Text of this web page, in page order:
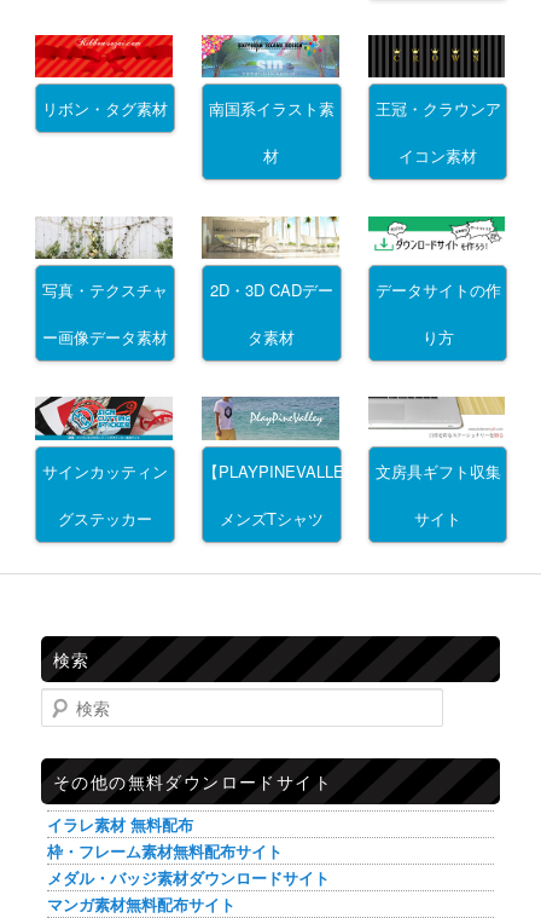
リボン・タグ素材 南国系イラスト素
材
王冠・クラウンア
イコン素材
写真・テクスチャ
ー画像データ素材
2D・3D CADデー
タ素材
データサイトの作
り方
サインカッティン
グステッカー
【PLAYPINEVALLEY】
メンズTシャツ
文房具ギフト収集
サイト
検索
検索
その他の無料ダウンロードサイト
イラレ素材 無料配布
枠・フレーム素材無料配布サイト
メダル・バッジ素材ダウンロードサイト
マンガ素材無料配布サイト